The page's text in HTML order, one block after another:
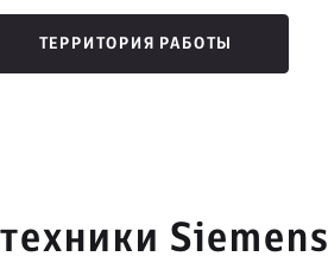
ТЕРРИТОРИЯ РАБОТЫ
Siemens